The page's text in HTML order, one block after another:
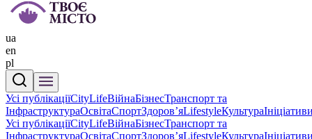
ua
en
pl
Усі публікаціїCityLifeВійнаБізнесТранспорт та
ІнфраструктураОсвітаСпортЗдоровʼяLifestyleКультура
Усі публікаціїCityLifeВійнаБізнесТранспорт та
ІнфраструктураОсвітаСпортЗдоровʼяLifestyleКультура